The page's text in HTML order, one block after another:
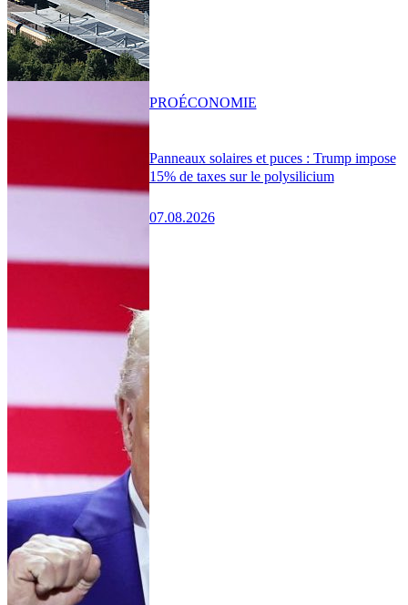
Panneaux solaires et puces : Trump impose
15% de taxes sur le polysilicium
07.08.2026
PROÉCONOMIE